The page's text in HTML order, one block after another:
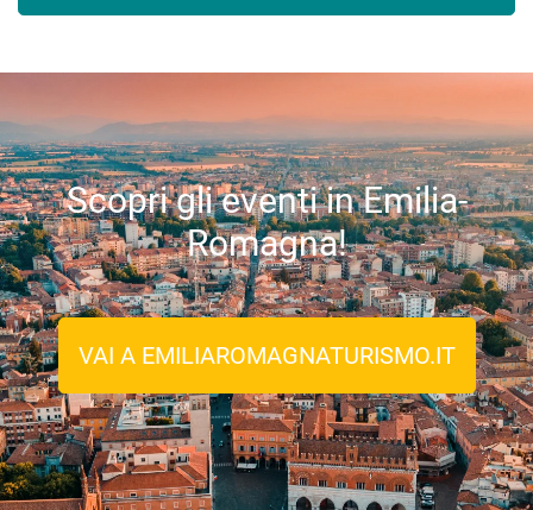
Scopri gli eventi in Emilia-
Romagna!
VAI A EMILIAROMAGNATURISMO.IT